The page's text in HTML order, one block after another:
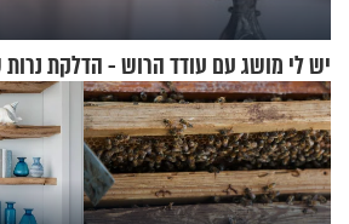
יש לי מושג עם עודד הרוש - הדלקת